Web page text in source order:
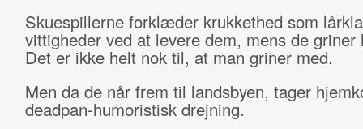
Skuespillerne forklæder krukkethed som
vittigheder ved at levere dem, mens de griner
Det er ikke helt nok til, at man griner med.
Men da de når frem til landsbyen, tager
deadpan-humoristisk drejning.